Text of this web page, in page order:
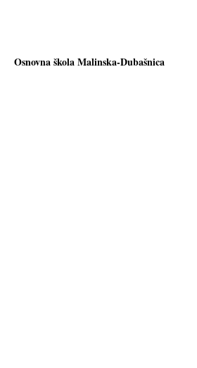
Osnovna škola Malinska-Dubašnica